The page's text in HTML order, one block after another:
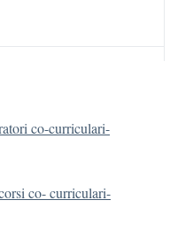
co-curriculari-
co- curriculari-